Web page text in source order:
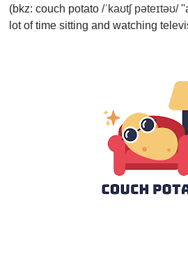
(bkz: couch potato/ˈkaʊtʃ pəteɪtəʊ/
lot of time sitting and watching